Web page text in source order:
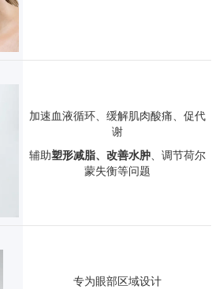
加速血液循环、缓解肌肉酸痛、促代
谢
辅助塑形减脂、改善水肿、调节荷尔
蒙失衡等问题
专为眼部区域设计